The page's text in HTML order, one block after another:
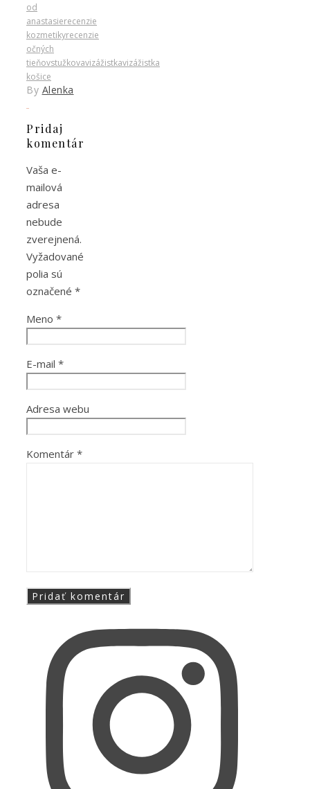
od
anastasierecenzie
kozmetikyrecenzie
očných
tieňovstužkovavizážistkavizážistka
košice
By Alenka
Pridaj
komentár
Vaša e-
mailová
adresa
nebude
zverejnená.
Vyžadované
polia sú
označené *
Meno *
E-mail *
Adresa webu
Komentár *